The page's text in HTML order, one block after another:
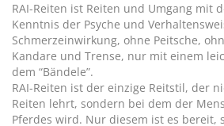
RAI-Reiten ist Reiten und Umgang mit
Kenntnis der Psyche und
Schmerzeinwirkung, ohne Peitsche,
Kandare und Trense, nur mit einem
dem “Bändele”.
RAI-Reiten ist der einzige Reitstil, der
Reiten lehrt, sondern bei dem der
Pferdes wird. Nur diesem ist es bereit,